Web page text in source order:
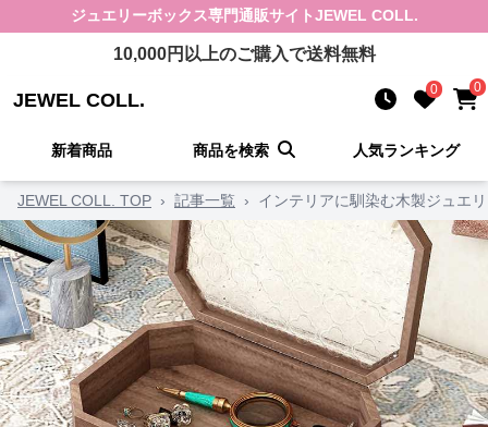
ジュエリーボックス専門通販サイトJEWEL COLL.
10,000円以上のご購入で送料無料
JEWEL COLL. 0 0
新着商品 商品を検索 人気ランキング
JEWEL COLL. TOP › 記事一覧 › インテリアに馴染む木製ジュエ